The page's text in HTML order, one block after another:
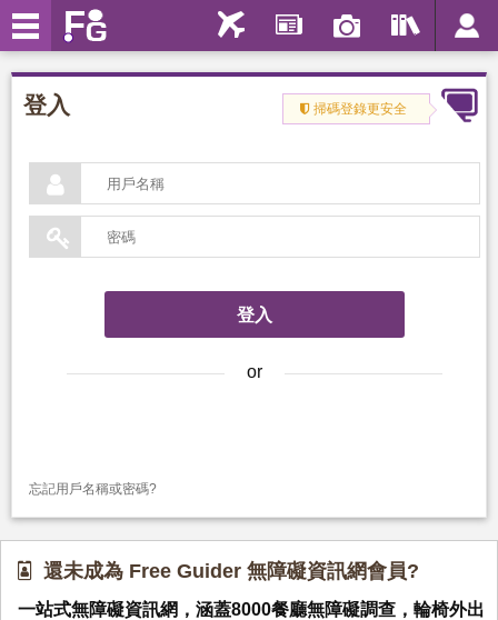
登入 掃碼登錄更安全


or
忘記用戶名稱或密碼?
還未成為 Free Guider 無障礙資訊網會員?
一站式無障礙資訊網，涵蓋8000餐廳無障礙調查，輪椅外出